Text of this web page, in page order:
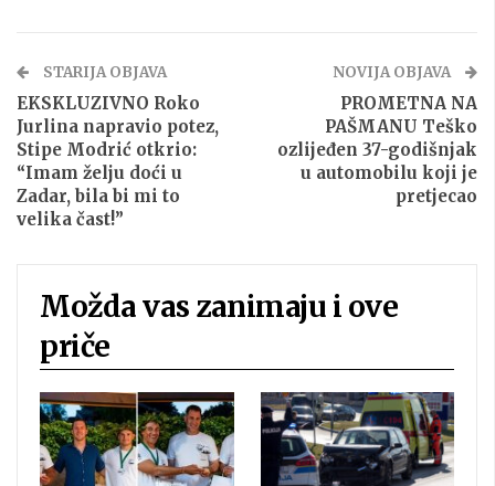
STARIJA OBJAVA
EKSKLUZIVNO Roko
Jurlina napravio potez,
Stipe Modrić otkrio:
“Imam želju doći u
Zadar, bila bi mi to
velika čast!”
NOVIJA OBJAVA
PROMETNA NA
PAŠMANU Teško
ozlijeđen 37-godišnjak
u automobilu koji je
pretjecao
Možda vas zanimaju i ove
priče